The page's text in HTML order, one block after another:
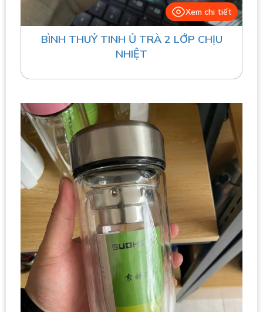
Xem chi tiết
BÌNH THUỶ TINH Ủ TRÀ 2 LỚP CHỊU
NHIỆT